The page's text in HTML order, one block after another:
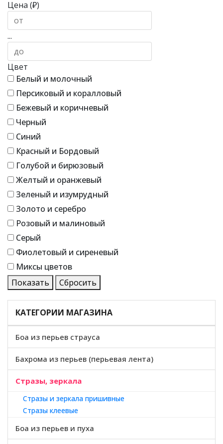
Цена (₽)
...
Цвет
Белый и молочный
Персиковый и коралловый
Бежевый и коричневый
Черный
Синий
Красный и Бордовый
Голубой и бирюзовый
Желтый и оранжевый
Зеленый и изумрудный
Золото и серебро
Розовый и малиновый
Серый
Фиолетовый и сиреневый
Миксы цветов
Показать
Сбросить
КАТЕГОРИИ МАГАЗИНА
Боа из перьев страуса
Бахрома из перьев (перьевая лента)
Стразы, зеркала
Стразы и зеркала пришивные
Стразы клеевые
Боа из перьев и пуха